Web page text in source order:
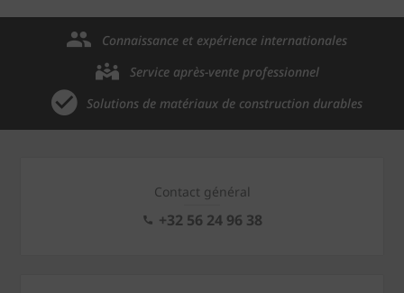
Connaissance et expérience internationales
Service après-vente professionnel
Solutions de matériaux de construction durables
Contact général
+32 56 24 96 38